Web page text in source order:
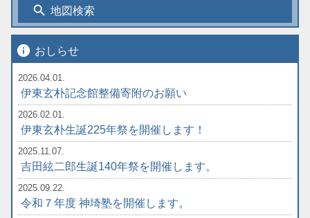
search 地図検索
info おしらせ
2026.04.01.
伊東玄朴記念館整備寄附のお願い
2026.02.01.
伊東玄朴生誕225年祭を開催します！
2025.11.07.
吉田絃二郎生誕140年祭を開催します。
2025.09.22.
令和７年度 神埼塾を開催します。